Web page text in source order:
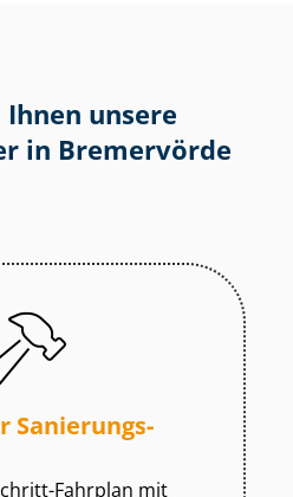
Ihnen unsere
in Bremervörde
Sa­nie­rungs­
Fahrplan mit